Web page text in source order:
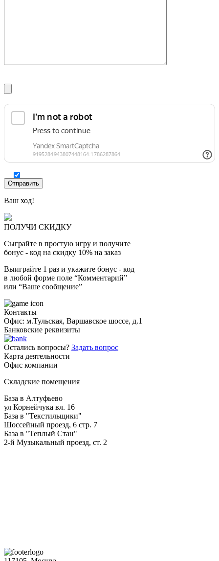
Ваш ход!
ПОЛУЧИ СКИДКУ
Сыграйте в простую игру и получите
бонус - код на скидку 10% на заказ
Выиграйте 1 раз и укажите бонус - код
в любой форме поле “Комментарий”
или “Ваше сообщение”
Контакты
Офис: м.Тульская, Варшавское шоссе, д.1
Банковские реквизиты
Остались вопросы? Задать вопрос
Карта деятельности
Офис компании
Складские помещения
База в Алтуфьево
ул Корнейчука вл. 16
База в "Текстильщики"
Шоссейный проезд, 6 стр. 7
База в "Теплый Стан"
2-й Музыкальный проезд, ст. 2